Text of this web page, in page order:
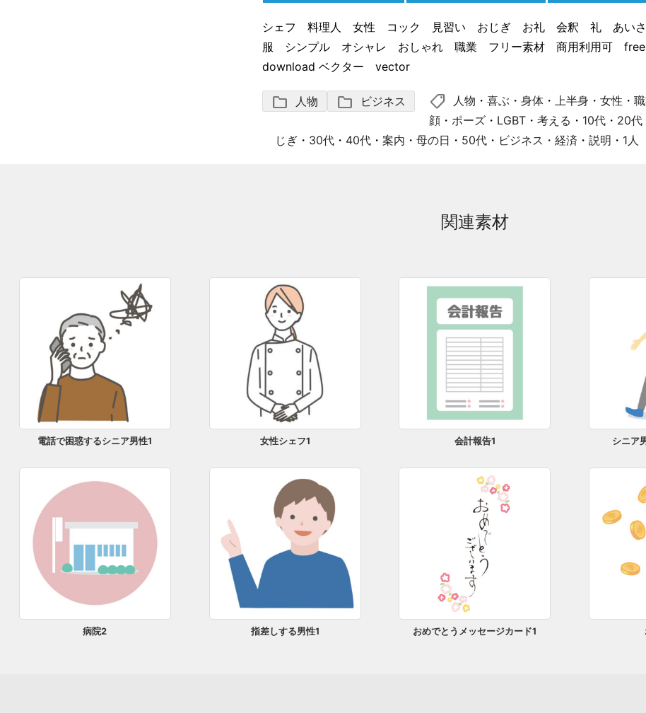
シェフ 料理人 女性 コック 見習い おじぎ お礼 会釈 礼 あい
服 シンプル オシャレ おしゃれ 職業 フリー素材 商用利用可 free
download ベクター vector
folder 人物 folder ビジネス shoppingmode 人物 ・喜ぶ ・身体 ・上半身 ・女性 ・
顔 ・ポーズ ・ LGBT ・考える ・ 10代 ・ 20代
じぎ ・ 30代 ・ 40代 ・案内 ・母の日 ・ 50代 ・ ビジネス・経済 ・説明 ・ 1人
関連素材
電話で困惑するシニア男性1 女性シェフ1 会計報告1 シニア
病院2 指差しする男性1 おめでとうメッセージカード1